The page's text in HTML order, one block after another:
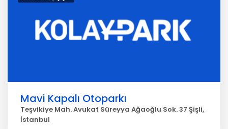
Mavi Kapalı Otoparkı
Teşvikiye Mah. Avukat Süreyya Ağaoğlu Sok. 37 Şişli,
İstanbul